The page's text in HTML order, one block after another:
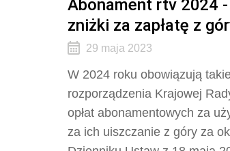
Abonament rtv 2024
zniżki za zapłatę z
29 maja 2023
W 2024 roku obowiązują
rozporządzenia Krajowej
opłat abonamentowych za
za ich uiszczanie z góry za